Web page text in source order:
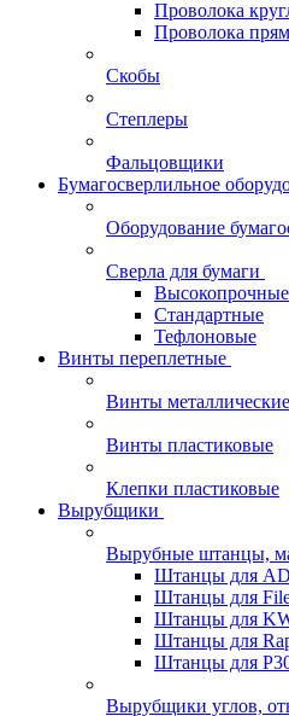
Проволока
Проволока
Скобы
Степлеры
Фальцовщики
Бумагосверлильное
Оборудование
Сверла для бумаги
Стандартные
Тефлоновые
Винты переплетные
Винты металлические
Винты пластиковые
Клепки пластиковые
Вырубщики
Вырубные штанцы,
Штанцы для
Штанцы для
Штанцы для
Штанцы для
Штанцы для
Вырубщики углов,